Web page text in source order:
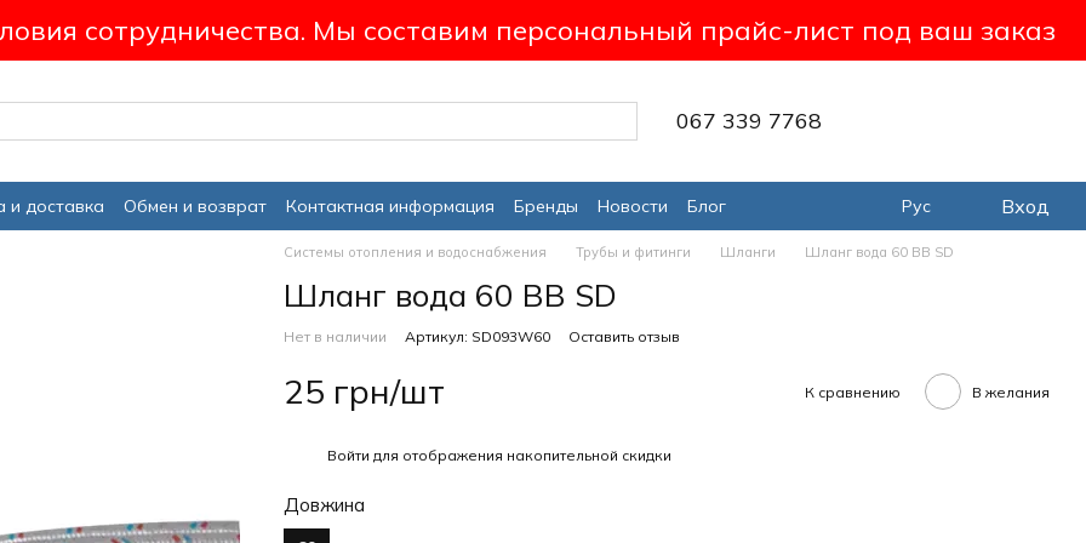
сотрудничества. Мы составим персональный прайс-лист под ваш заказ
067 339 7768
и доставка Обмен и возврат Контактная информация Бренды Новости
Блог
Рус Вход
Системы отопления и водоснабжения Трубы и фитинги Шланги Шланг вода 60 ВВ SD
Шланг вода 60 ВВ SD
Нет в наличии Артикул: SD093W60 Оставить отзыв
25 грн/шт К сравнению В желания
Войти для отображения накопительной скидки
Довжина